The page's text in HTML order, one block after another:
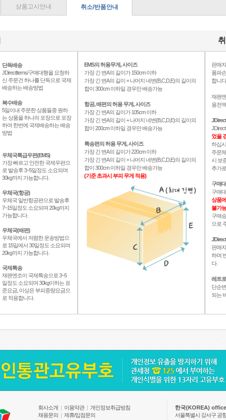
상품고시안내 취소/반품안내
단독배송
JDirectItems/구매대행을 요청하
신 주문건 하나를 단독으로 국제
배송하는 배송방법
복수배송
5일이내 주문한 상품들중 원하
는 상품을 하나의 포장으로 포장
하여 한번에 국제배송하는 배송
방법
우체국특급우편(EMS)
가장 빠르고 안전한 국제우편으
로 발송후 3~5일정도 소요되며
30kg까지 가능합니다.
우체국(항공)
우체국 일반항공편으로 발송후
7~15일정도 소요되며 20kg까지
가능합니다.
우체국(배편)
우체국에서 저렴한 운송방법으
로 15일에서 30일정도 소요되며
20kg까지 가능합니다.
국제특송
재팬엔조이 국제특송으로 3~5
일정도 소요되며 30kg이하는 표
준요금, 이상은 부피중량요금으
로 적용합니다.
EMS의 허용무게, 사이즈
가장 긴 변A의 길이가 150cm 이하
가장 긴 변A의 길이 + 나머지 네변(B,C,D,E)의 길이의
합이 300cm 이하일 경우만 배송가능
항공, 배편의 허용 무게, 사이즈
가장 긴 변A의 길이가 105cm 이하
가장 긴 변A의 길이 + 나머지 네변(B,C,D,E)의 길이의
합이 200cm 이하일 경우만 배송가능
특송편의 허용 무게, 사이즈
가장 긴 변A의 길이가 220cm 이하
가장 긴 변A의 길이 + 나머지 네변(B,C,D,E)의 길이의
합이 300cm 이하일 경우만 배송가능
(기준 초과시 부피 무게 적용)
판매
품파
합니
재팬
용전
었을
하십
주문
시 보
추가
구매
구매
상품
불가능
구매
으로
판매
하며
다.
레트
단순
되는
회사소개 | 이용약관 | 개인정보취급방침
채용문의 | 제휴/입점문의
한국(KOREA) office
서울특별시 강서구 공